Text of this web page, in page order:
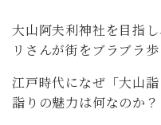
大山阿夫利神社を目指
リさんが街をブラブラ歩
江戸時代になぜ「大山
詣りの魅力は何なのか？